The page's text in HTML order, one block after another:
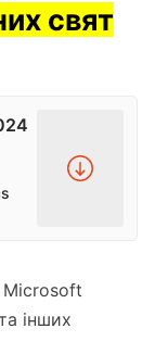
свят
Microsoft
інших